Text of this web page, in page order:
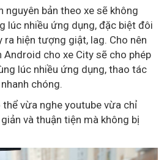
bản theo xe sẽ không
lúc nhiều ứng dụng, đặc biệt đôi
ra hiện tượng giật, lag. Cho nên
Android cho xe City sẽ cho phép
lúc nhiều ứng dụng, thao tác
chóng.
thể vừa nghe youtube vừa chỉ
và thuận tiện mà không bị